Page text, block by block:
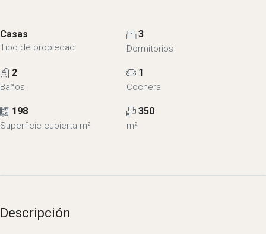
Casas
Tipo de propiedad
3
Dormitorios
2
Baños
1
Cochera
198
Superficie cubierta m²
350
m²
Descripción